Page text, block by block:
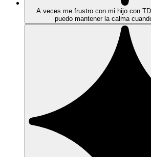
A veces me frustro con mi hijo con
puedo mantener la calma